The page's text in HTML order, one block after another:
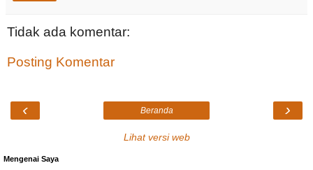
Tidak ada komentar:
Posting Komentar
‹ ›
Beranda
Lihat versi web
Mengenai Saya